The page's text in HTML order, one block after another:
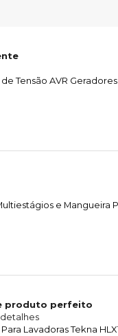
Tensão AVR
e Mangueira
produto perfeito
Lavadoras Tekna